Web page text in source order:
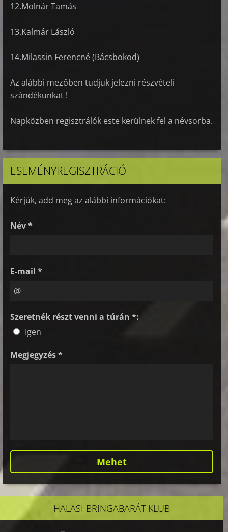
12.Molnár Tamás
13.Kalmár László
14.Milassin Ferencné (Bácsbokod)
Az alábbi mezőben tudjuk jelezni részvételi
szándékunkat !
Napközben regisztrálók este kerülnek fel a névsorba.
ESEMÉNYREGISZTRÁCIÓ
Kérjük, add meg az alábbi információkat:
Név *
E-mail *
Szeretnék részt venni a túrán *:
Igen
Megjegyzés *
HALASI BRINGABARÁT KLUB